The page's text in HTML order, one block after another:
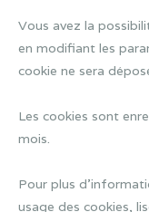
Vous avez la
en modifiant les
cookie ne sera
Les cookies sont
mois.
Pour plus
usage des cookies,